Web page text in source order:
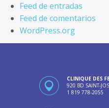
Feed de entradas
Feed de comentarios
WordPress.org
CLINIQUE DES
920 BD SAINT-
1 819 778-2055